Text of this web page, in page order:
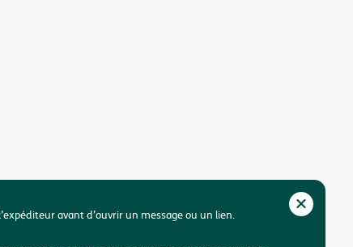
avant d’ouvrir un message ou un lien.